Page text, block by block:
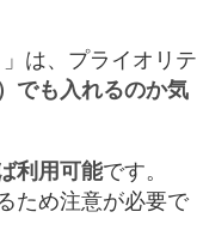
は、プライオリテ
でも入れるのか気
利用可能です。
ため注意が必要で